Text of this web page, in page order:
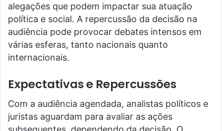
alegações que podem impactar sua atuação
política e social. A repercussão da decisão na
audiência pode provocar debates intensos em
várias esferas, tanto nacionais quanto
internacionais.
Expectativas e Repercussões
Com a audiência agendada, analistas políticos e
juristas aguardam para avaliar as ações